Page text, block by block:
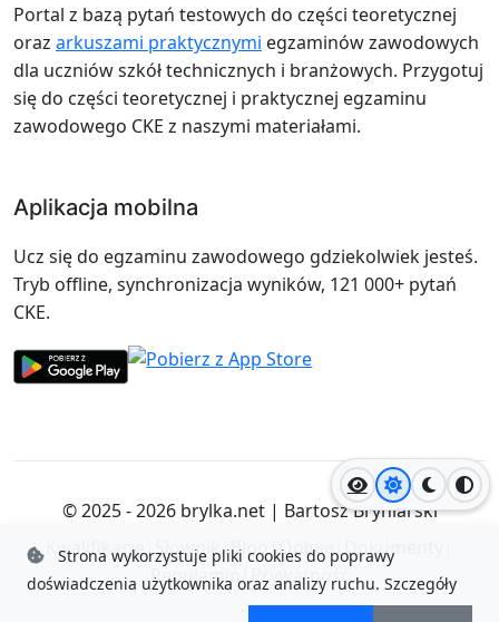
Jasny motyw
Ciemny
Portal z bazą pytań testowych do części teoretycznej
oraz arkuszami praktycznymi egzaminów zawodowych
dla uczniów szkół technicznych i branżowych. Przygotuj
się do części teoretycznej i praktycznej egzaminu
zawodowego CKE z naszymi materiałami.
Aplikacja mobilna
Ucz się do egzaminu zawodowego gdziekolwiek jesteś.
Tryb offline, synchronizacja wyników, 121 000+ pytań
CKE.
© 2025 - 2026 brylka.net| Bartosz Bryniarski
Kwalifikacje|Słownik|Blog|Opinie|Dokumenty
Regulamin|Prywatność
Strona wykorzystuje pliki cookies do poprawy
doświadczenia użytkownika oraz analizy ruchu. Szczegóły